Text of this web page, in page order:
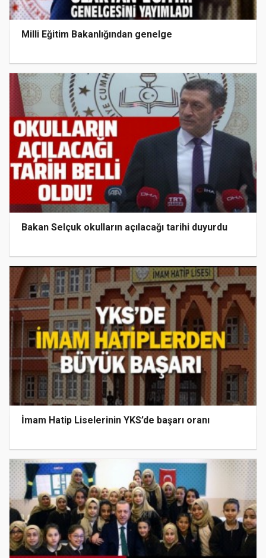
Milli Eğitim Bakanlığından genelge
Bakan Selçuk okulların açılacağı tarihi duyurdu
İmam Hatip Liselerinin YKS’de başarı oranı